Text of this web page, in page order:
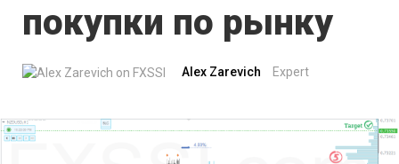
покупки по рынку
Alex Zarevich Expert